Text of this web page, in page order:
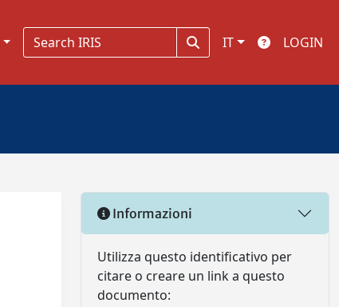
IT LOGIN
Informazioni
Utilizza questo identificativo per
citare o creare un link a questo
documento: